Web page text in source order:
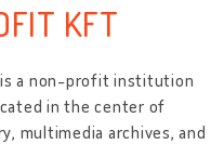
KFT
is a non-profit institution
in the center of
multimedia archives, and